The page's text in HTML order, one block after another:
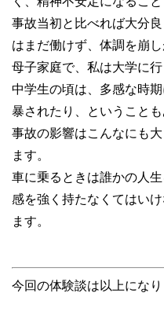
事故当初と比べれば大分
はまだ働けず、体調を崩し
母子家庭で、私は大学に
中学生の頃は、多感な時
暴されたり、ということも
事故の影響はこんなにも
ます。
車に乗るときは誰かの人
感を強く持たなくてはい
ます。
今回の体験談は以上になり